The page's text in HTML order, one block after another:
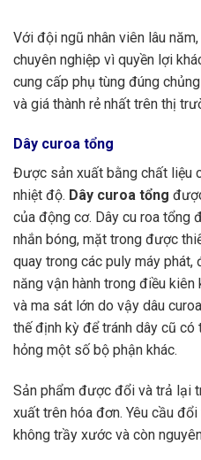
Với đội ngũ nhân viên lâu
chuyên nghiệp vì quyền lợi
cung cấp phụ tùng đúng
và giá thành rẻ nhất trên thị
Dây curoa tổng
Được sản xuất bằng chất liệu
nhiệt độ. Dây curoa tổng
của động cơ. Dây cu roa tổng
nhắn bóng, mặt trong được
quay trong các puly máy
năng vận hành trong điều
và ma sát lớn do vậy dâu
thế định kỳ để tránh dây cũ
hỏng một số bộ phận khác.
Sản phẩm được đổi và trả lại
xuất trên hóa đơn. Yêu cầu
không trầy xước và còn